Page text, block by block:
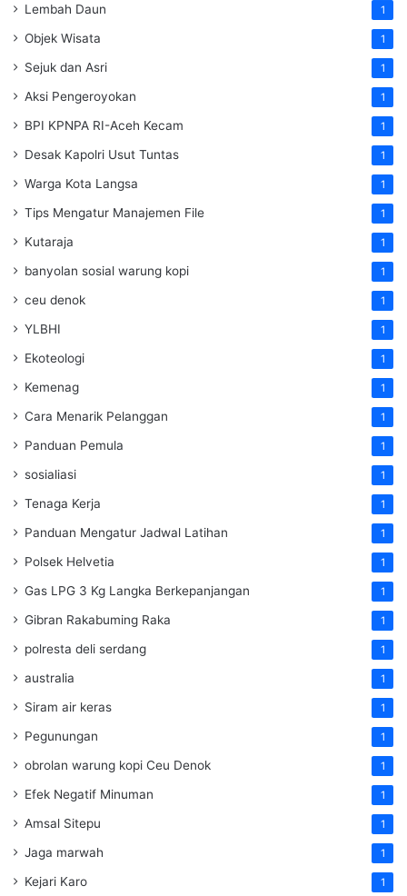
Lembah Daun 1
Objek Wisata 1
Sejuk dan Asri 1
Aksi Pengeroyokan 1
BPI KPNPA RI-Aceh Kecam 1
Desak Kapolri Usut Tuntas 1
Warga Kota Langsa 1
Tips Mengatur Manajemen File 1
Kutaraja 1
banyolan sosial warung kopi 1
ceu denok 1
YLBHI 1
Ekoteologi 1
Kemenag 1
Cara Menarik Pelanggan 1
Panduan Pemula 1
sosialiasi 1
Tenaga Kerja 1
Panduan Mengatur Jadwal Latihan 1
Polsek Helvetia 1
Gas LPG 3 Kg Langka Berkepanjangan 1
Gibran Rakabuming Raka 1
polresta deli serdang 1
australia 1
Siram air keras 1
Pegunungan 1
obrolan warung kopi Ceu Denok 1
Efek Negatif Minuman 1
Amsal Sitepu 1
Jaga marwah 1
Kejari Karo 1